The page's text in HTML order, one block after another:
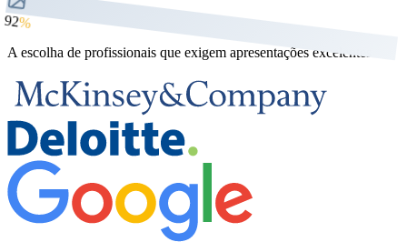
92%
A escolha de profissionais que exigem apresentações excelentes